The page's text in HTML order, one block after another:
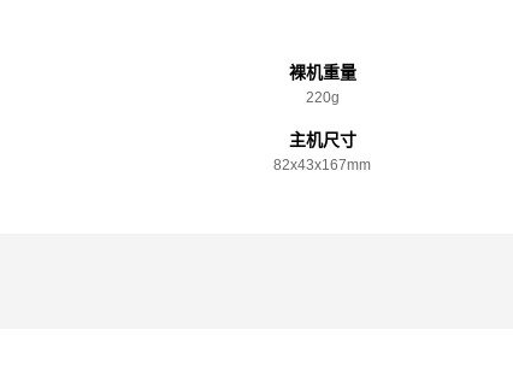
裸机重量
220g
主机尺寸
82x️43x️167mm